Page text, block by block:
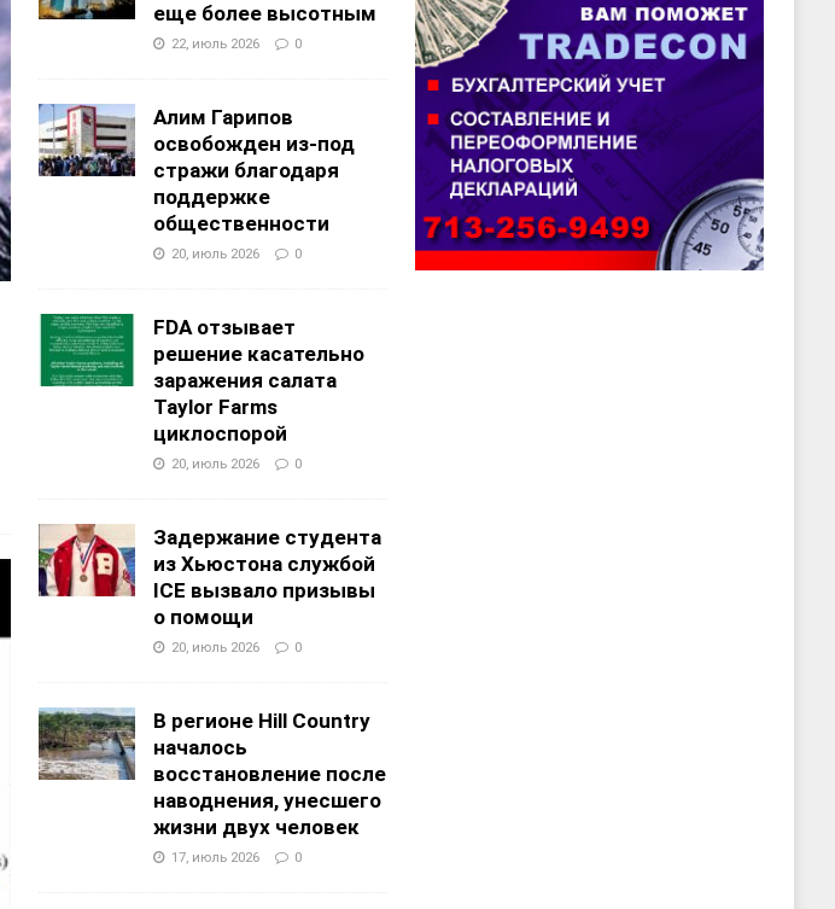
еще более высотным
22, июль 2026 0
Алим Гарипов
освобожден из-под
стражи благодаря
поддержке
общественности
20, июль 2026 0
FDA отзывает
решение касательно
заражения салата
Taylor Farms
циклоспорой
20, июль 2026 0
Задержание студента
из Хьюстона службой
ICE вызвало призывы
о помощи
20, июль 2026 0
В регионе Hill Country
началось
восстановление после
наводнения, унесшего
жизни двух человек
17, июль 2026 0